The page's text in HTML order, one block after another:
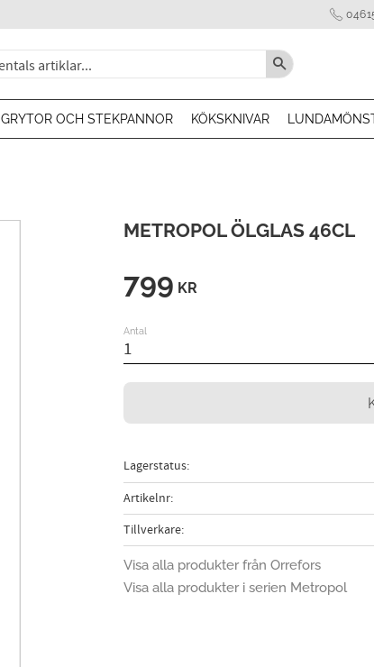
GRYTOR OCH STEKPANNOR KÖKSKNIVAR
METROPOL ÖLGLAS 46CL
799 KR
Antal
Lagerstatus
Artikelnr
Tillverkare
Visa alla produkter från Orrefors
Visa alla produkter i serien Metropol